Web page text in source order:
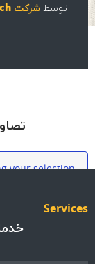
توسطشرکت Habtoor-kitchentech
your selection.
خدمات